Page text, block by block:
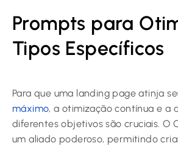
Prompts para
Tipos Específicos
Para que uma landing page atinja
máximo, a otimização contínua e a
diferentes objetivos são cruciais. O
um aliado poderoso, permitindo